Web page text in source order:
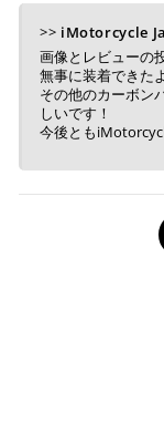
>> iMotorcycle
画像とレビューの
無事に装着できた
その他のカーボン
しいです！
今後とも